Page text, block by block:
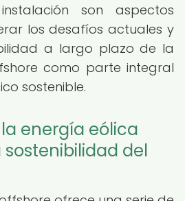
son aspectos
los desafíos actuales y
a largo plazo de la
como parte integral
sostenible.
energía eólica
del